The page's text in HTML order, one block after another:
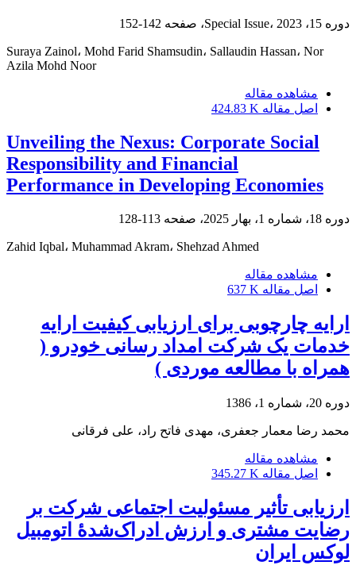
دوره 15، Special Issue، 2023، صفحه 142-152
Suraya Zainol، Mohd Farid Shamsudin، Sallaudin Hassan، Nor
Azila Mohd Noor
مشاهده مقاله
اصل مقاله 424.83 K
Unveiling the Nexus: Corporate Social
Responsibility and Financial
Performance in Developing Economies
دوره 18، شماره 1، بهار 2025، صفحه 113-128
Zahid Iqbal، Muhammad Akram، Shehzad Ahmed
مشاهده مقاله
اصل مقاله 637 K
ارایه چارچوبی برای ارزیابی کیفیت ارایه
خدمات یک شرکت امداد رسانی خودرو (
همراه با مطالعه موردی )
دوره 20، شماره 1، 1386
محمد رضا معمار جعفری، مهدی فاتح راد، علی فرقانی
مشاهده مقاله
اصل مقاله 345.27 K
ارزیابی تأثیر مسئولیت اجتماعی شرکت بر
رضایت مشتری و ارزش ادراک‌شدۀ اتومبیل
لوکس ایران